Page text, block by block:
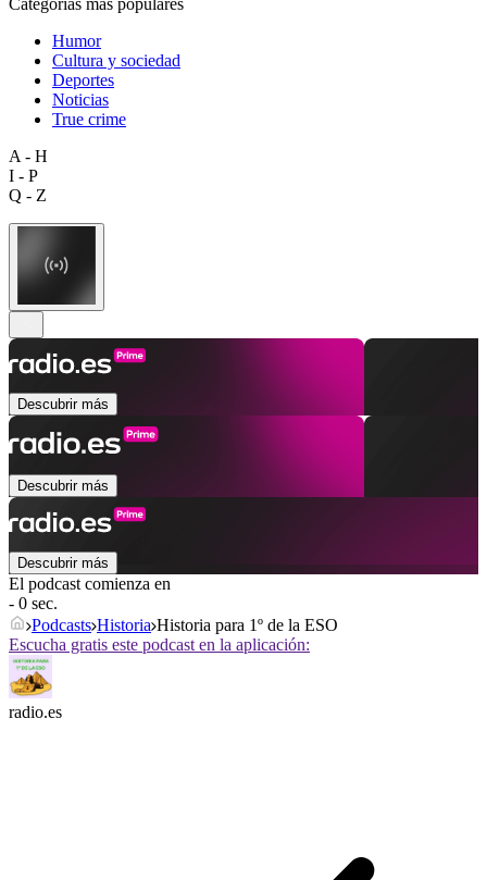
Humor
Cultura y sociedad
Deportes
Noticias
True crime
A - H
I - P
Q - Z
Descubrir más
Descubrir más
Descubrir más
El podcast comienza en
- 0 sec.
Podcasts Historia Historia para 1º de la ESO
Escucha gratis este podcast en la aplicación:
radio.es